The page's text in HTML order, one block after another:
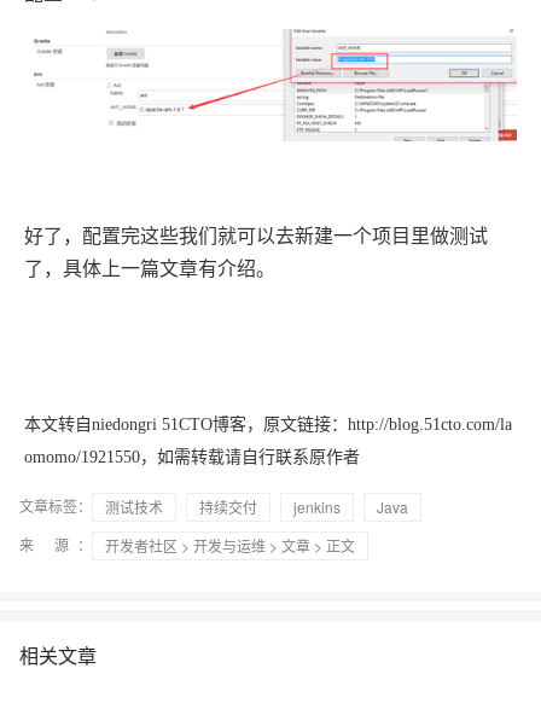
好了，配置完这些我们就可以去新建一个项目里做测试
了，具体上一篇文章有介绍。
本文转自niedongri 51CTO博客，原文链接：http://blog.51cto.com/la
omomo/1921550，如需转载请自行联系原作者
文章标签： 测试技术 持续交付 jenkins
Java
来 源：
开发者社区 > 开发与运维 > 文章 > 正文
相关文章